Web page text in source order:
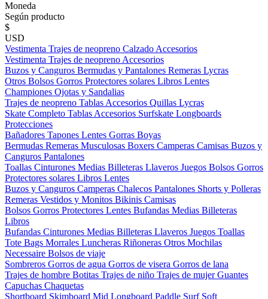
Moneda
Según producto
$
USD
Vestimenta Trajes de neopreno Calzado Accesorios
Vestimenta Trajes de neopreno Accesorios
Buzos y Canguros Bermudas y Pantalones Remeras Lycras
Otros Bolsos Gorros Protectores solares Libros Lentes
Championes Ojotas y Sandalias
Trajes de neopreno Tablas Accesorios Quillas Lycras
Skate Completo Tablas Accesorios Surfskate Longboards
Protecciones
Bañadores Tapones Lentes Gorras Boyas
Bermudas Remeras Musculosas Boxers Camperas Camisas Buzos y
Canguros Pantalones
Toallas Cinturones Medias Billeteras Llaveros Juegos Bolsos Gorros
Protectores solares Libros Lentes
Buzos y Canguros Camperas Chalecos Pantalones Shorts y Polleras
Remeras Vestidos y Monitos Bikinis Camisas
Bolsos Gorros Protectores Lentes Bufandas Medias Billeteras
Libros
Bufandas Cinturones Medias Billeteras Llaveros Juegos Toallas
Tote Bags Morrales Luncheras Riñoneras Otros Mochilas
Necessaire Bolsos de viaje
Sombreros Gorros de agua Gorros de visera Gorros de lana
Trajes de hombre Botitas Trajes de niño Trajes de mujerGuantes
Capuchas Chaquetas
Shortboard Skimboard Mid Longboard Paddle Surf Soft